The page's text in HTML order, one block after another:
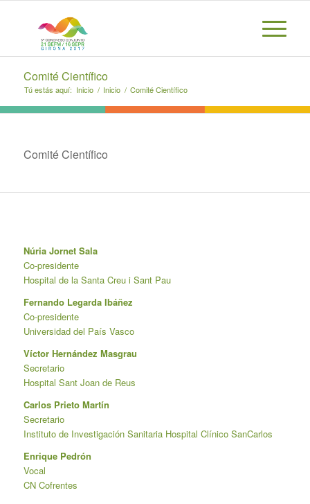
Comité Científico
Tú estás aquí: Inicio / Inicio / Comité Científico
Comité Científico
Núria Jornet Sala
Co-presidente
Hospital de la Santa Creu i Sant Pau
Fernando Legarda Ibáñez
Co-presidente
Universidad del País Vasco
Víctor Hernández Masgrau
Secretario
Hospital Sant Joan de Reus
Carlos Prieto Martín
Secretario
Instituto de Investigación Sanitaria Hospital Clínico SanCarlos
Enrique Pedrón
Vocal
CN Cofrentes